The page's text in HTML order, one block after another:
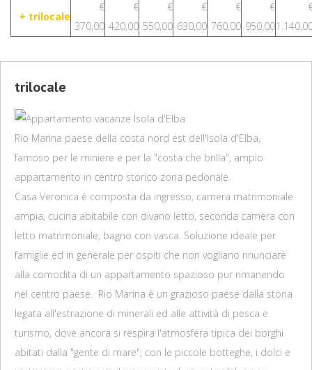
+ trilocale
€
370,00
€
420,00
€
550,00
€
630,00
€
760,00
€
950,00
trilocale
Rio Marina paese della costa nord est dell'Isola d'Elba,
famoso per le miniere e per la "costa che brilla", ampio
appartamento in centro storico zona pedonale.
Casa Veronica è composta da ingresso, camera matrimoniale
ampia, cucina abitabile con divano letto, seconda camera con
letto matrimoniale, bagno con vasca. Soluzione ideale per
famiglie ed in generale per ospiti che non vogliano rinunciare
alla comodita di un appartamento spazioso pur rimanendo
nel centro paese. Rio Marina è un grazioso paese dalla storia
legata all'estrazione di minerali ed alle attività di pesca e
turismo, dove ancora si respira l'atmosfera tipica dei borghi
abitati dalla "gente di mare", con le piccole botteghe, i dolci e